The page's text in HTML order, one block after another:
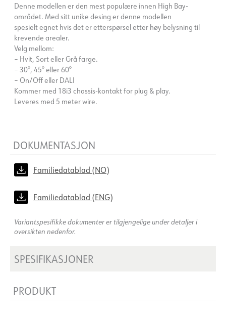
Denne modellen er den mest populære innen High Bay-
området. Med sitt unike desing er denne modellen
spesielt egnet hvis det er etterspørsel etter høy belysning til
krevende arealer.
Velg mellom:
– Hvit, Sort eller Grå farge.
– 30°, 45° eller 60°
– On/Off eller DALI
Kommer med 18i3 chassis-kontakt for plug & play.
Leveres med 5 meter wire.
DOKUMENTASJON
Familiedatablad (NO)
Familiedatablad (ENG)
Variantspesifikke dokumenter er tilgjengelige under detaljer i
oversikten nedenfor.
SPESIFIKASJONER
PRODUKT